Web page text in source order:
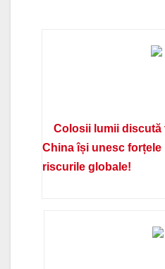
Colosii lumii discută
China își unesc
riscurile globale!